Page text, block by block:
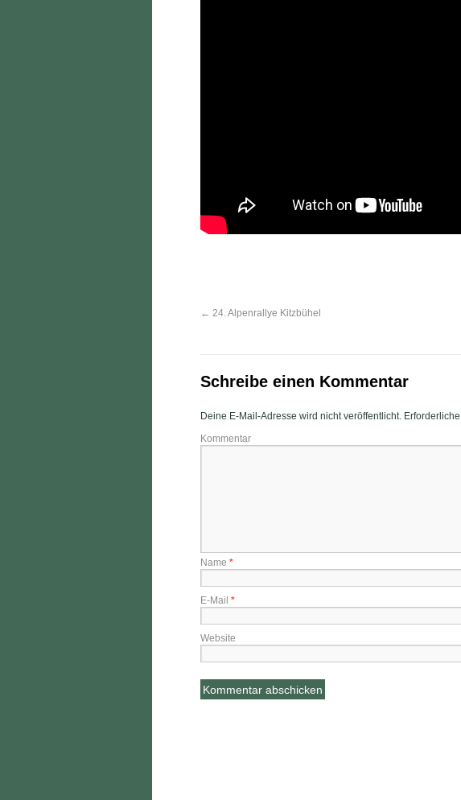
← 24. Alpenrallye Kitzbühel
Schreibe einen Kommentar
Deine E-Mail-Adresse wird nicht veröffentlicht.
Kommentar
Name *
E-Mail *
Website